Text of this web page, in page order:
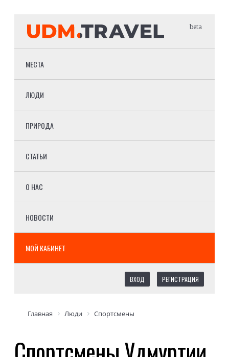
beta
МЕСТА
ЛЮДИ
ПРИРОДА
СТАТЬИ
О НАС
НОВОСТИ
МОЙ КАБИНЕТ
ВХОД РЕГИСТРАЦИЯ
Главная Люди Спортсмены